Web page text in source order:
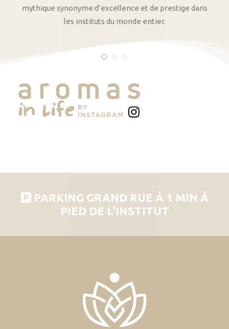
mythique synonyme d’excellence et de prestige dans
les instituts du monde entier.
PARKING GRAND RUE À 1 MIN À
PIED DE L’INSTITUT